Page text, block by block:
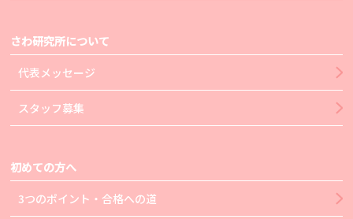
さわ研究所について
代表メッセージ
スタッフ募集
初めての方へ
3つのポイント・合格への道